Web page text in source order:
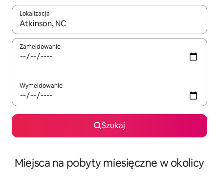
Lokalizacja
Gdy wyniki będą dostępne, możesz poruszać się po nich za
Zameldowanie
Wymeldowanie
Szukaj
Miejsca na pobyty miesięczne w okolicy